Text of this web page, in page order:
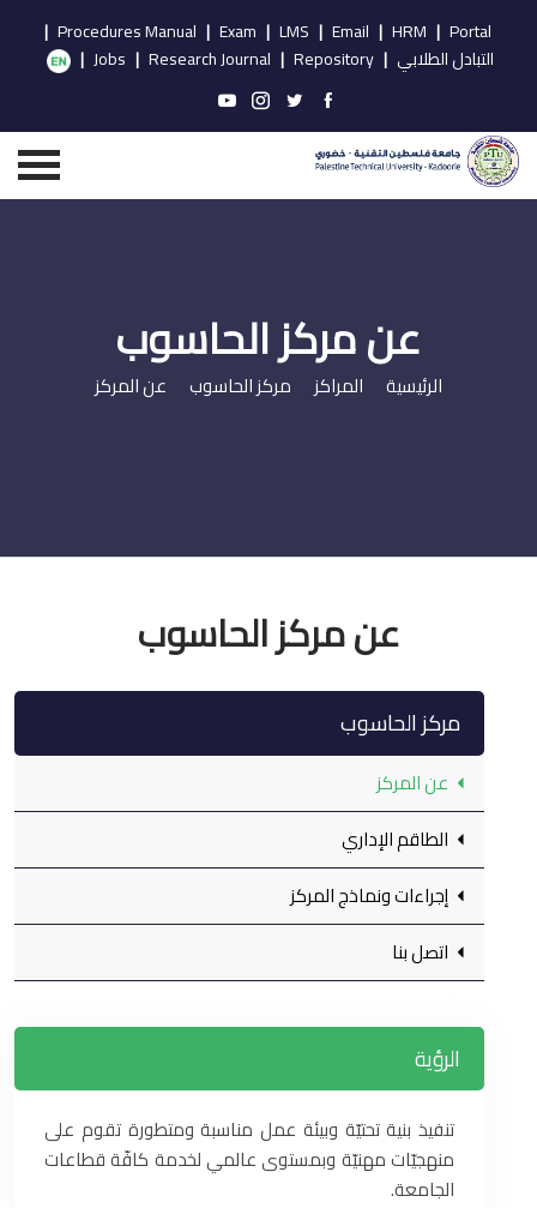
Portal
|
HRM
|
Email
|
LMS
|
Exam
|
Procedures Manual
|
التبادل الطلابي |
Repository
|
Research Journal
|
Jobs
|
عن مركز الحاسوب
الرئيسية المراكز مركز الحاسوب عن المركز
عن مركز الحاسوب
مركز الحاسوب
عن المركز
الطاقم الإداري
إجراءات ونماذج المركز
اتصل بنا
الرؤية
تنفيذ بنية تحتيّة وبيئة عمل مناسبة ومتطورة تقوم على
منهجيّات مهنيّة وبمستوى عالمي لخدمة كافّة قطاعات
الجامعة.